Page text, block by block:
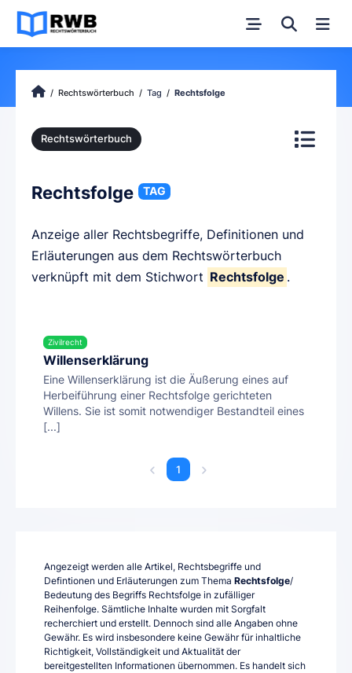
Rechtswörterbuch Tag Rechtsfolge
Rechtswörterbuch
Rechtsfolge TAG
Anzeige aller Rechtsbegriffe, Definitionen und
Erläuterungen aus dem Rechtswörterbuch
verknüpft mit dem Stichwort Rechtsfolge .
Zivilrecht
Willenserklärung
Eine Willenserklärung ist die Äußerung eines auf
Herbeiführung einer Rechtsfolge gerichteten
Willens. Sie ist somit notwendiger Bestandteil eines
[...]
1
Angezeigt werden alle Artikel, Rechtsbegriffe und
Defintionen und Erläuterungen zum Thema Rechtsfolge/
Bedeutung des Begriffs Rechtsfolge in zufälliger
Reihenfolge. Sämtliche Inhalte wurden mit Sorgfalt
recherchiert und erstellt. Dennoch sind alle Angaben ohne
Gewähr. Es wird insbesondere keine Gewähr für inhaltliche
Richtigkeit, Vollständigkeit und Aktualität der
bereitgestellten Informationen übernommen. Es handelt sich